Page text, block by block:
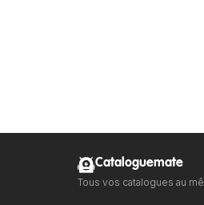
Cataloguemate
Tous vos catalogues au